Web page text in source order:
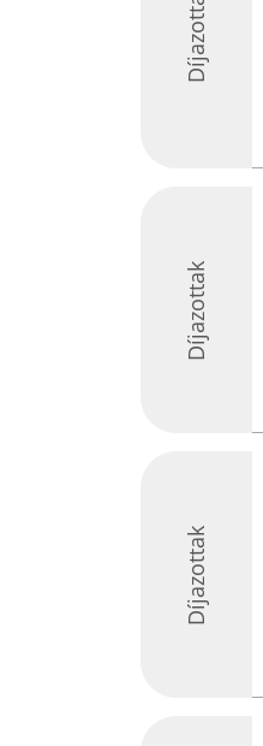
Díjazottak
Díjazottak
Díjazottak